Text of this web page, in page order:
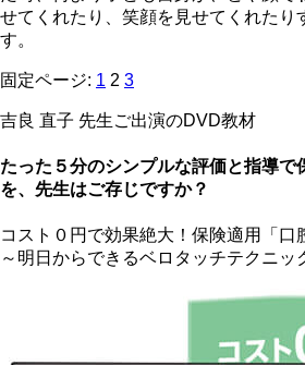
せてくれたり、笑顔を見せてくれたり
す。
固定ページ: 1 2 3
吉良 直子 先生ご出演のDVD教材
たった５分のシンプルな評価と指導で
を、先生はご存じですか？
コスト０円で効果絶大！保険適用「口
～明日からできるベロタッチテクニッ